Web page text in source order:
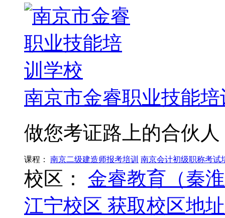
南京市金睿职业技能
做您考证路上的合伙人
课程： 南京二级建造师报考培训 南京会计初级职称考试
校区：
金睿教育（秦
江宁校区 获取校区地址